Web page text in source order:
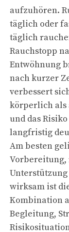
aufzuhören.
täglich oder
täglich
Rauchstopp
Entwöhnung
nach kurzer
verbessert
körperlich als
und das
langfristig
Am besten
wirksam ist
Kombination
Begleitung,